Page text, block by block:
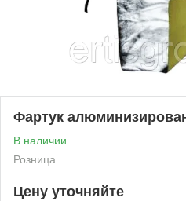
Фартук
В наличии
Розница
Цену уточняйте